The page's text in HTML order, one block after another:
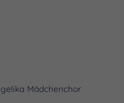
Mädchenchor